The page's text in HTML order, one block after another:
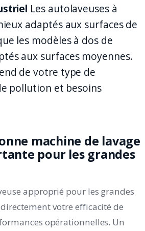
Les autolaveuses à
adaptés aux surfaces de
les modèles à dos de
aux surfaces moyennes.
de votre type de
pollution et besoins
machine de lavage
pour les grandes
approprié pour les grandes
votre efficacité de
opérationnelles. Un